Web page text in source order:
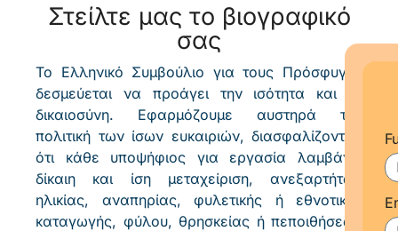
Στείλτε μας το βιογραφικό
σας
Το Ελληνικό Συμβούλιο για τους Πρόσφυγες
δεσμεύεται να προάγει την ισότητα και τη
δικαιοσύνη. Εφαρμόζουμε αυστηρά την
πολιτική των ίσων ευκαιριών, διασφαλίζοντας
ότι κάθε υποψήφιος για εργασία λαμβάνει
δίκαιη και ίση μεταχείριση, ανεξαρτήτως
ηλικίας, αναπηρίας, φυλετικής ή εθνοτικής
καταγωγής, φύλου, θρησκείας ή πεποιθήσεων